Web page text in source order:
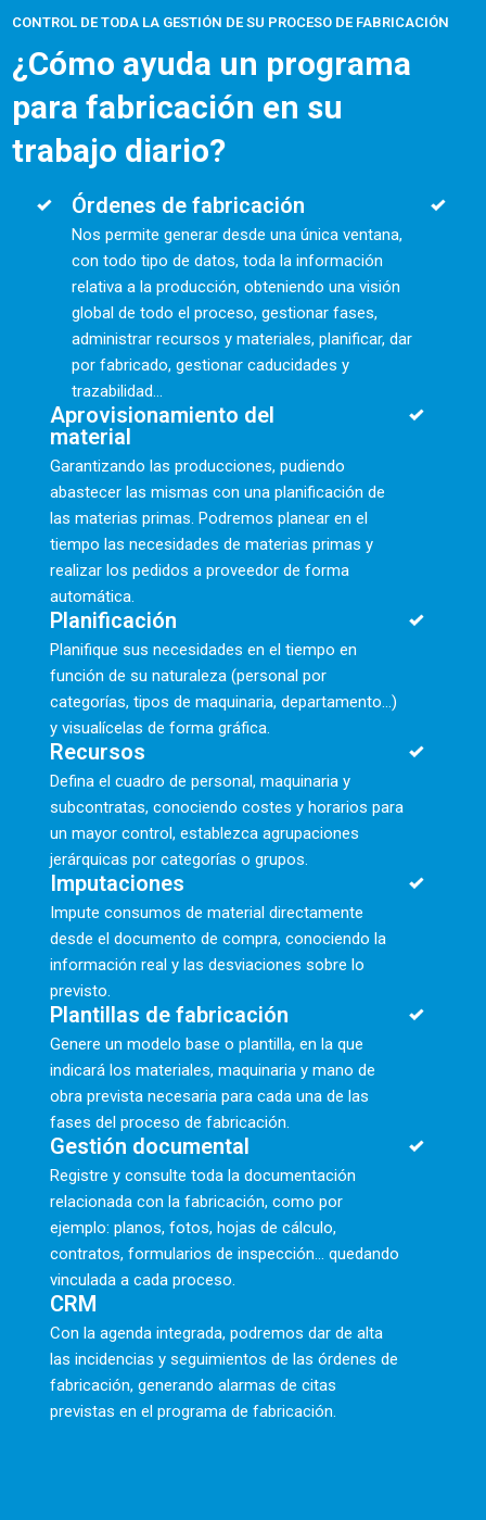
CONTROL DE TODA LA GESTIÓN DE SU PROCESO DE FABRICACIÓN
¿Cómo ayuda un programa
para fabricación en su
trabajo diario?
Órdenes de fabricación
Nos permite generar desde una única ventana,
con todo tipo de datos, toda la información
relativa a la producción, obteniendo una visión
global de todo el proceso, gestionar fases,
administrar recursos y materiales, planificar, dar
por fabricado, gestionar caducidades y
trazabilidad...
Aprovisionamiento del
material
Garantizando las producciones, pudiendo
abastecer las mismas con una planificación de
las materias primas. Podremos planear en el
tiempo las necesidades de materias primas y
realizar los pedidos a proveedor de forma
automática.
Planificación
Planifique sus necesidades en el tiempo en
función de su naturaleza (personal por
categorías, tipos de maquinaria, departamento...)
y visualícelas de forma gráfica.
Recursos
Defina el cuadro de personal, maquinaria y
subcontratas, conociendo costes y horarios para
un mayor control, establezca agrupaciones
jerárquicas por categorías o grupos.
Imputaciones
Impute consumos de material directamente
desde el documento de compra, conociendo la
información real y las desviaciones sobre lo
previsto.
Plantillas de fabricación
Genere un modelo base o plantilla, en la que
indicará los materiales, maquinaria y mano de
obra prevista necesaria para cada una de las
fases del proceso de fabricación.
Gestión documental
Registre y consulte toda la documentación
relacionada con la fabricación, como por
ejemplo: planos, fotos, hojas de cálculo,
contratos, formularios de inspección... quedando
vinculada a cada proceso.
CRM
Con la agenda integrada, podremos dar de alta
las incidencias y seguimientos de las órdenes de
fabricación, generando alarmas de citas
previstas en el programa de fabricación.